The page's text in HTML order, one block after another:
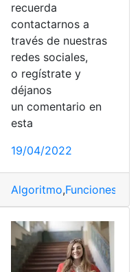
plataforma,sector fiscal
recuerda
contactarnos a
través de nuestras
redes sociales,
o regístrate y
déjanos
un comentario en
esta
19/04/2022
Algoritmo,Funciones